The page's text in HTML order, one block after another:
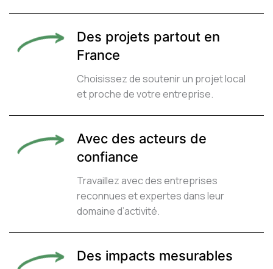
Des projets partout en
France
Choisissez de soutenir un projet local
et proche de votre entreprise.
Avec des acteurs de
confiance
Travaillez avec des entreprises
reconnues et expertes dans leur
domaine d’activité.
Des impacts mesurables